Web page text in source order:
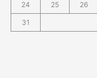
24 25 26
31